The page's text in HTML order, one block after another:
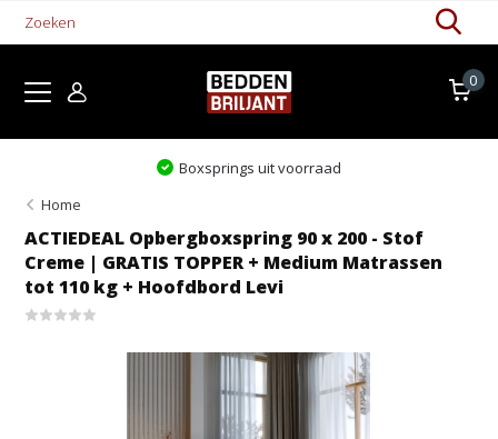
0
Boxsprings uit voorraad
Home
ACTIEDEAL Opbergboxspring 90 x 200 - Stof
Creme | GRATIS TOPPER + Medium Matrassen
tot 110 kg + Hoofdbord Levi